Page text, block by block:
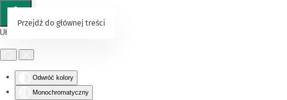
Ułatwienia dostępu
Odwróć kolory
Monochromatyczny
Przejdź do głównej treści